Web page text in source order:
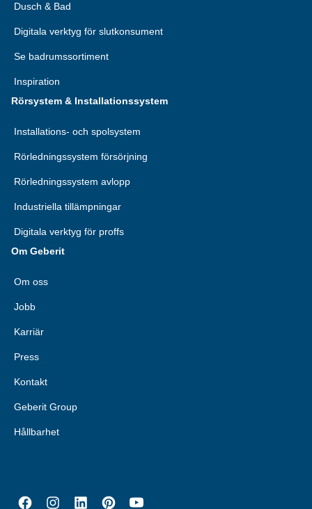
Dusch & Bad
Digitala verktyg för slutkonsument
Se badrumssortiment
Inspiration
Rörsystem & Installationssystem
Installations- och spolsystem
Rörledningssystem försörjning
Rörledningssystem avlopp
Industriella tillämpningar
Digitala verktyg för proffs
Om Geberit
Om oss
Jobb
Karriär
Press
Kontakt
Geberit Group
Hållbarhet